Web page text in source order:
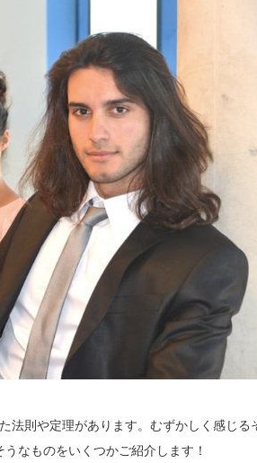
法則や定理があります。むずかしく感じる
なものをいくつかご紹介します！